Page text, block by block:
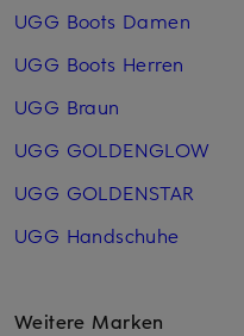
UGG Boots Damen
UGG Boots Herren
UGG Braun
UGG GOLDENGLOW
UGG GOLDENSTAR
UGG Handschuhe
Weitere Marken